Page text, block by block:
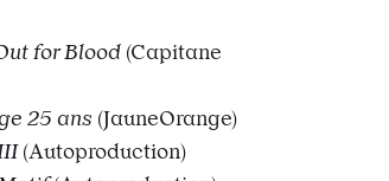
for Blood (Capitane
25 ans (JauneOrange)
(Autoproduction)